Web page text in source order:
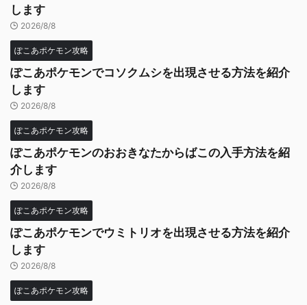
します
2026/8/8
ぽこあポケモン攻略
ぽこあポケモンでコソクムシを出現させる方法を紹介
します
2026/8/8
ぽこあポケモン攻略
ぽこあポケモンのおおきなたからばこの入手方法を紹
介します
2026/8/8
ぽこあポケモン攻略
ぽこあポケモンでウミトリオを出現させる方法を紹介
します
2026/8/8
ぽこあポケモン攻略